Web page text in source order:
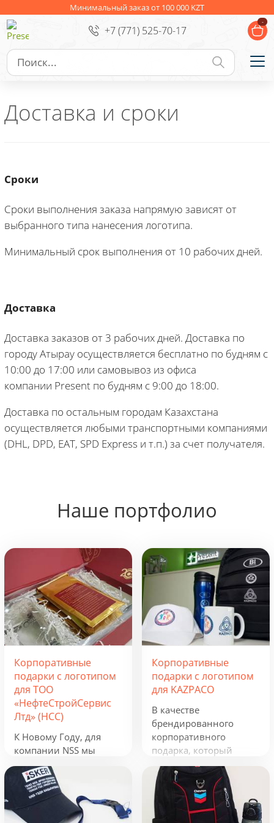
Минимальный заказ от 100 000 KZT
+7 (771) 525-70-17
-
Ежедневники Новогодние подарки
Сувениры к праздникам Упаковка
Личные аксессуары
Деловые подарки
Доставка и сроки
Сроки
Сроки выполнения заказа напрямую зависят от
выбранного типа нанесения логотипа.
Минимальный срок выполнения от 10 рабочих дней.
Доставка
Доставка заказов от 3 рабочих дней. Доставка по
городу Атырау осуществляется бесплатно по будням с
10:00 до 17:00 или самовывоз из офиса
компании Present по будням с 9:00 до 18:00.
Доставка по остальным городам Казахстана
осуществляется любыми транспортными компаниями
(DHL, DPD, EAT, SPD Express и т.п.) за счет получателя.
Наше портфолио
Корпоративные
подарки с логотипом
для ТОО
«НефтеСтройСервис
Лтд» (НСС)
К Новому Году, для
компании NSS мы
разработали
креативную подборку
из наборов «Кофеист»,
«Christmas Sky» и
«Adora». Вглядываться
Корпоративные
подарки с логотипом
для KAZPACO
В качестве
брендированного
корпоративного
подарка, который
можно использовать в
течение всего года, мы
предложили набор из
рюкзака, фонарика,
термокружки и